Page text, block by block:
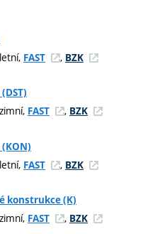
FAST , BZK
FAST , BZK
FAST , BZK
konstrukce (K)
FAST , BZK